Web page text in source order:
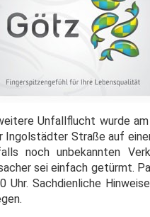
Unfallflucht wurde
Ingolstädter Straße auf
noch unbekannten
sei einfach getürmt.
Uhr. Sachdienliche